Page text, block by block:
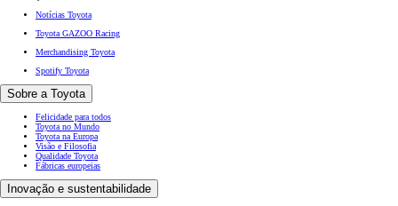
Notícias Toyota
Toyota GAZOO Racing
Merchandising Toyota
Spotify Toyota
Sobre a Toyota
Felicidade para todos
Toyota no Mundo
Toyota na Europa
Visão e Filosofia
Qualidade Toyota
Fábricas europeias
Inovação e sustentabilidade